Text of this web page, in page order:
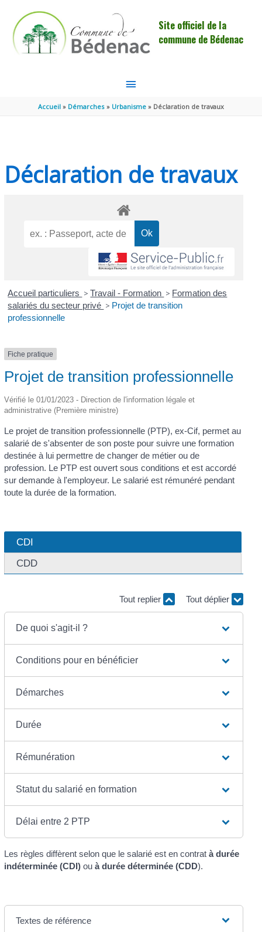
Site officiel de la
commune de Bédenac
MENU
PRINCIPAL
Accueil Démarches Urbanisme Déclaration de travaux
Déclaration de travaux
Accueil particuliers > Travail - Formation > Formation des
salariés du secteur privé > Projet de transition
professionnelle
Fiche pratique
Projet de transition professionnelle
Vérifié le 01/01/2023 - Direction de l'information légale et
administrative (Première ministre)
Le projet de transition professionnelle (PTP), ex-Cif, permet au
salarié de s'absenter de son poste pour suivre une formation
destinée à lui permettre de changer de métier ou de
profession. Le PTP est ouvert sous conditions et est accordé
sur demande à l'employeur. Le salarié est rémunéré pendant
toute la durée de la formation.
CDI
CDD
Tout replier Tout déplier
De quoi s'agit-il ?
Conditions pour en bénéficier
Démarches
Durée
Rémunération
Statut du salarié en formation
Délai entre 2 PTP
Les règles diffèrent selon que le salarié est en contrat à durée
indéterminée (CDI)ou à durée déterminée (CDD).
Textes de référence